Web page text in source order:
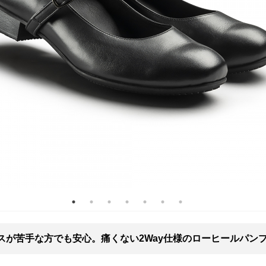
が苦手な方でも安心。痛くない2Way仕様のローヒールパン